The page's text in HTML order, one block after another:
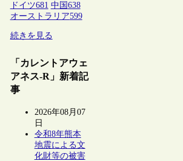
ドイツ681 中国 638
オーストラリア599
続きを見る
「カレントアウェ
アネス-R」新着記
事
2026年08月07
日
令和8年熊本
地震による文
化財等の被害